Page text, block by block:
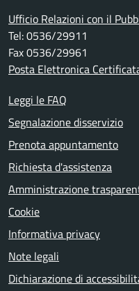
Ufficio Relazioni con il
Tel: 0536/29911
Fax 0536/29961
Posta Elettronica
Leggi le FAQ
Segnalazione disservizio
Prenota appuntamento
Richiesta d'assistenza
Amministrazione
Cookie
Informativa privacy
Note legali
Dichiarazione di